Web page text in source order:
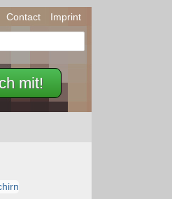
mit!
Contact Imprint